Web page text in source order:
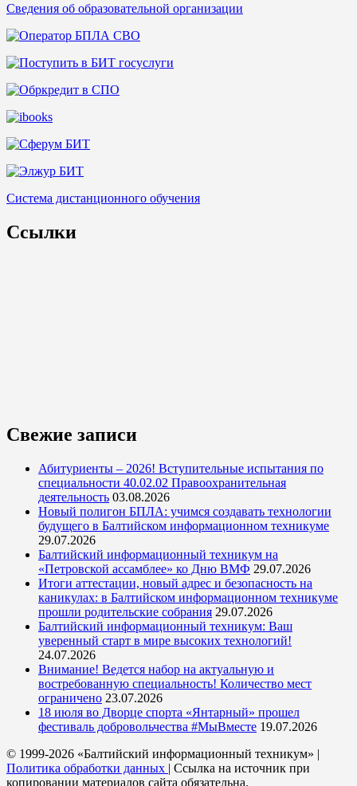
Сведения об образовательной организации
Система дистанционного обучения
Ссылки
Свежие записи
Абитуриенты – 2026! Вступительные испытания по
специальности 40.02.02 Правоохранительная
деятельность 03.08.2026
Новый полигон БПЛА: учимся создавать технологии
будущего в Балтийском информационном техникуме
29.07.2026
Балтийский информационный техникум на
«Петровской ассамблее» ко Дню ВМФ 29.07.2026
Итоги аттестации, новый адрес и безопасность на
каникулах: в Балтийском информационном техникуме
прошли родительские собрания 29.07.2026
Балтийский информационный техникум: Ваш
уверенный старт в мире высоких технологий!
24.07.2026
Внимание! Ведется набор на актуальную и
востребованную специальность! Количество мест
ограничено 23.07.2026
18 июля во Дворце спорта «Янтарный» прошел
фестиваль добровольчества #МыВместе 19.07.2026
© 1999-2026 «Балтийский информационный техникум» |
Политика обработки данных | Ссылка на источник при
копировании материалов сайта обязательна.